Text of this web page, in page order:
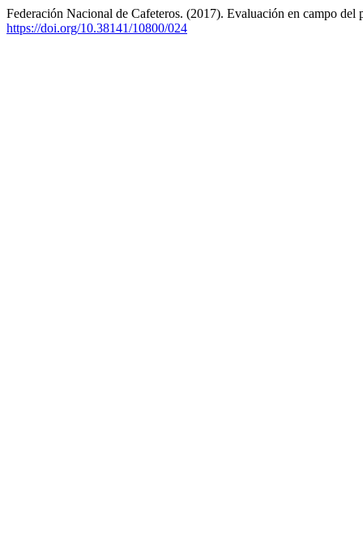
Federación Nacional de Cafeteros. (2017). Evaluación en campo
https://doi.org/10.38141/10800/024